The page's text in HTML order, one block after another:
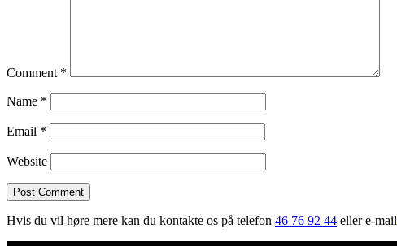
Comment *
Name *
Email *
Website
Hvis du vil høre mere kan du kontakte os på telefon 46 76 92 44 eller e-mail